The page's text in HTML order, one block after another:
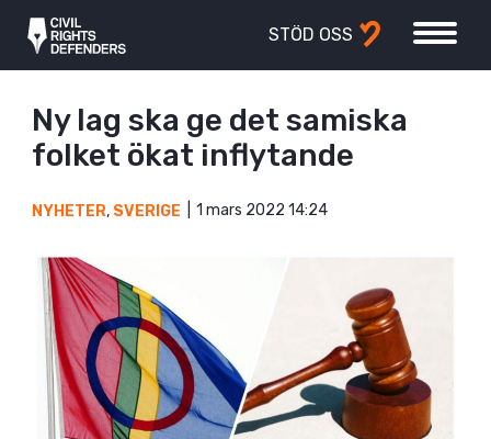
STÖD OSS
Ny lag ska ge det samiska
folket ökat inflytande
NYHETER, SVERIGE 1 mars 2022 14:24